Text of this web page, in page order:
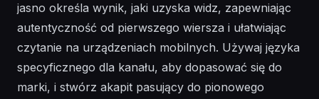
jasno określa wynik, jaki uzyska widz, zapewniając
autentyczność od pierwszego wiersza i ułatwiając
czytanie na urządzeniach mobilnych. Używaj języka
specyficznego dla kanału, aby dopasować się do
marki, i stwórz akapit pasujący do pionowego